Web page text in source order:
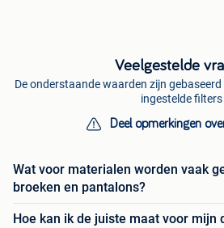
Veelgestelde
De onderstaande waarden zijn
ingestelde filters
Deel opmerkingen
Wat voor materialen worden vaak
broeken en pantalons?
Hoe kan ik de juiste maat voor mijn